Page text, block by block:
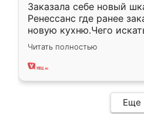
Заказала себе новый
Ренессанс где ранее
новую кухню.Чего
вполне довольна.
два года, нареканий нет.
Читать полностью
Еще